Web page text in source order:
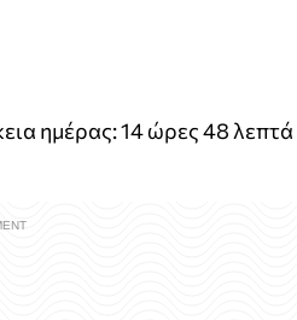
ημέρας: 14 ώρες 48 λεπτά